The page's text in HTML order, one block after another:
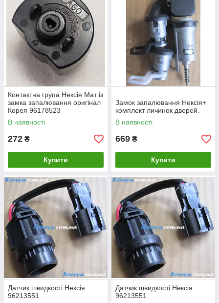
Контактна група Нексія Мат із
замка запалювання оригінал
Корея 96178523
В наявності
272 ₴
Купити
Замок запалювання Нексія+
комплект личинок дверей.
В наявності
669 ₴
Купити
Датчик швидкості Нексія
96213551
Датчик швидкості Нексія
96213551